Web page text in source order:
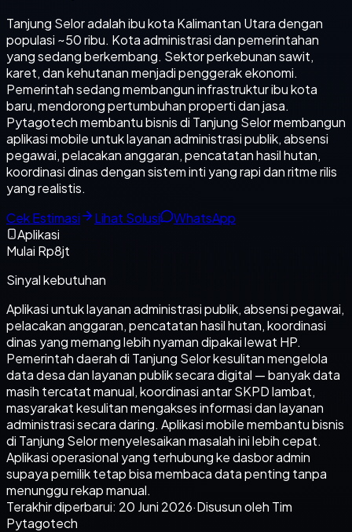
Tanjung Selor adalah ibu kota Kalimantan Utara dengan
populasi ~50 ribu. Kota administrasi dan pemerintahan
yang sedang berkembang. Sektor perkebunan sawit,
karet, dan kehutanan menjadi penggerak ekonomi.
Pemerintah sedang membangun infrastruktur ibu kota
baru, mendorong pertumbuhan properti dan jasa.
Pytagotech membantu bisnis di Tanjung Selor membangun
aplikasi mobile untuk layanan administrasi publik, absensi
pegawai, pelacakan anggaran, pencatatan hasil hutan,
koordinasi dinas dengan sistem inti yang rapi dan ritme rilis
yang realistis.
Cek Estimasi
Lihat Solusi
WhatsApp
Aplikasi
Mulai Rp8jt
Sinyal kebutuhan
Aplikasi untuk layanan administrasi publik, absensi pegawai,
pelacakan anggaran, pencatatan hasil hutan, koordinasi
dinas yang memang lebih nyaman dipakai lewat HP.
Pemerintah daerah di Tanjung Selor kesulitan mengelola
data desa dan layanan publik secara digital — banyak data
masih tercatat manual, koordinasi antar SKPD lambat,
masyarakat kesulitan mengakses informasi dan layanan
administrasi secara daring. Aplikasi mobile membantu bisnis
di Tanjung Selor menyelesaikan masalah ini lebih cepat.
Aplikasi operasional yang terhubung ke dasbor admin
supaya pemilik tetap bisa membaca data penting tanpa
menunggu rekap manual.
Terakhir diperbarui: 20 Juni 2026·Disusun oleh Tim
Pytagotech